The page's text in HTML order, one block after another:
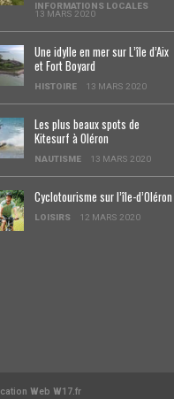
INFORMATIONS LOCALES
13 MARS 2020
Une idylle en mer sur L’île d’Aix
et Fort Boyard
HISTOIRE 13 MARS 2020
Les plus beaux spots de
Kitesurf à Oléron
NAUTISME 13 MARS 2020
Cyclotourisme sur l’île-d’0léron
LOISIRS 12 MARS 2020
Web W17.fr